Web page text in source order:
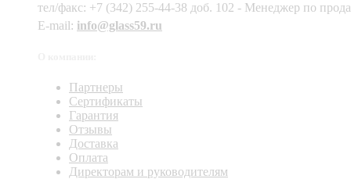
тел/факс: +7 (342) 255-44-38 доб. 102 - Менеджер по
E-mail: info@glass59.ru
Партнеры
Сертификаты
Гарантия
Отзывы
Доставка
Оплата
Директорам и руководителям